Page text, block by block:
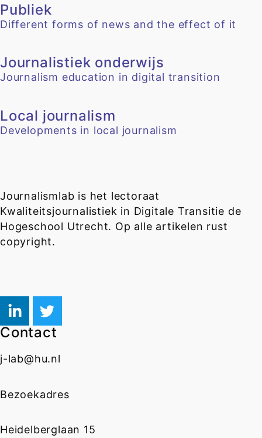
Publiek
Different forms of news and the effect of it
Journalistiek onderwijs
Journalism education in digital transition
Local journalism
Developments in local journalism
Journalismlab is het lectoraat
Kwaliteitsjournalistiek in Digitale Transitie de
Hogeschool Utrecht. Op alle artikelen rust
copyright.
Contact
j-lab@hu.nl
Bezoekadres
Heidelberglaan 15